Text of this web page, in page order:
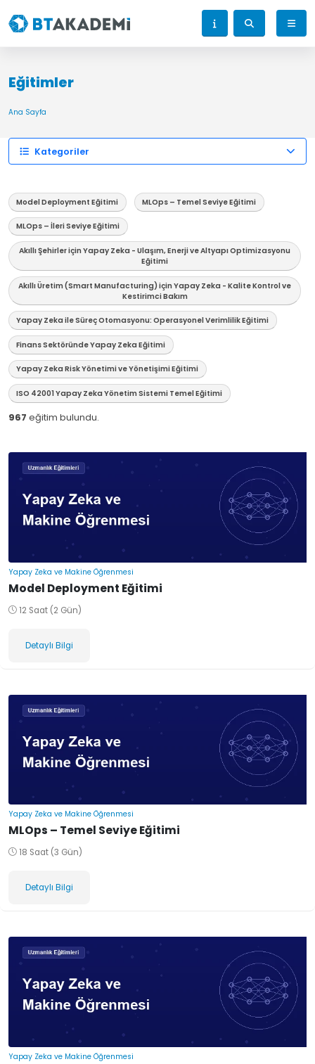
Eğitimler
Ana Sayfa
Kategoriler
Model Deployment Eğitimi MLOps – Temel Seviye Eğitimi
MLOps – İleri Seviye Eğitimi
Akıllı Şehirler için Yapay Zeka - Ulaşım, Enerji ve Altyapı Optimizasyonu
Eğitimi
Akıllı Üretim (Smart Manufacturing) için Yapay Zeka - Kalite Kontrol ve
Kestirimci Bakım
Yapay Zeka ile Süreç Otomasyonu: Operasyonel Verimlilik Eğitimi
Finans Sektöründe Yapay Zeka Eğitimi
Yapay Zeka Risk Yönetimi ve Yönetişimi Eğitimi
ISO 42001 Yapay Zeka Yönetim Sistemi Temel Eğitimi
967 eğitim bulundu.
Yapay Zeka ve Makine Öğrenmesi
Model Deployment Eğitimi
12 Saat (2 Gün)
Detaylı Bilgi
Yapay Zeka ve Makine Öğrenmesi
MLOps – Temel Seviye Eğitimi
18 Saat (3 Gün)
Detaylı Bilgi
Yapay Zeka ve Makine Öğrenmesi